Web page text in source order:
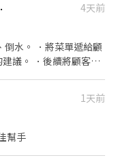
牌
烹飪中之準備工作與其
食材。 ．負責清理工
的食材。 ．協助測量
務。
入我們
4天前
水。 ．將菜單遞給顧
議。 ．後續將顧客點
廚師的助手，處理烹飪
．負責洗、剝、削、
具。 ．準備不同餐點
1天前
幫手